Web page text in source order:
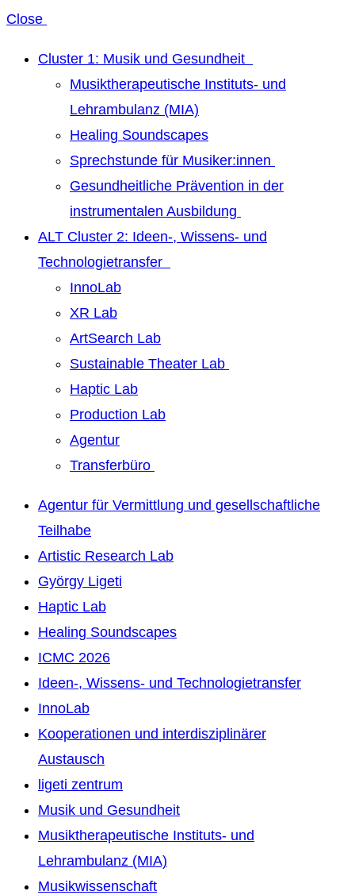
Close
Cluster 1: Musik und Gesundheit
Musiktherapeutische Instituts- und
Lehrambulanz (MIA)
Healing Soundscapes
Sprechstunde für Musiker:innen
Gesundheitliche Prävention in der
instrumentalen Ausbildung
ALT Cluster 2: Ideen-, Wissens- und
Technologietransfer
InnoLab
XR Lab
ArtSearch Lab
Sustainable Theater Lab
Haptic Lab
Production Lab
Agentur
Transferbüro
Agentur für Vermittlung und gesellschaftliche
Teilhabe
Artistic Research Lab
György Ligeti
Haptic Lab
Healing Soundscapes
ICMC 2026
Ideen-, Wissens- und Technologietransfer
InnoLab
Kooperationen und interdisziplinärer
Austausch
ligeti zentrum
Musik und Gesundheit
Musiktherapeutische Instituts- und
Lehrambulanz (MIA)
Musikwissenschaft